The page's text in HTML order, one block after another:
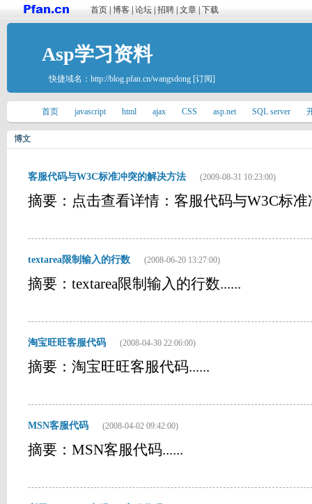
首页 博客 论坛 招聘 文章 下载
Asp学习资料
快捷域名： http://blog.pfan.cn/wangsdong [订阅]
首页 javascript html ajax CSS asp.net SQL server
博文
客服代码与W3C标准冲突的解决方法 (2009-08-31 10:23:00)
摘要：点击查看详情：客服代码与W3C标准
textarea限制输入的行数 (2008-06-20 13:27:00)
摘要：textarea限制输入的行数......
淘宝旺旺客服代码 (2008-04-30 22:06:00)
摘要：淘宝旺旺客服代码......
MSN客服代码 (2008-04-02 09:42:00)
摘要：MSN客服代码......